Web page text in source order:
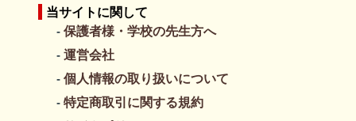
当サイトに関して
保護者様・学校の先生方へ
運営会社
個人情報の取り扱いについて
特定商取引に関する規約